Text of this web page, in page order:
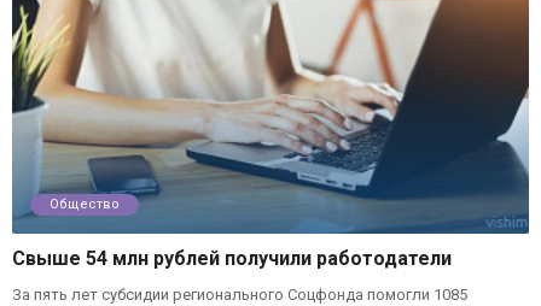
Общество
Свыше 54 млн рублей получили работодатели
За пять лет субсидии регионального Соцфонда помогли 1085